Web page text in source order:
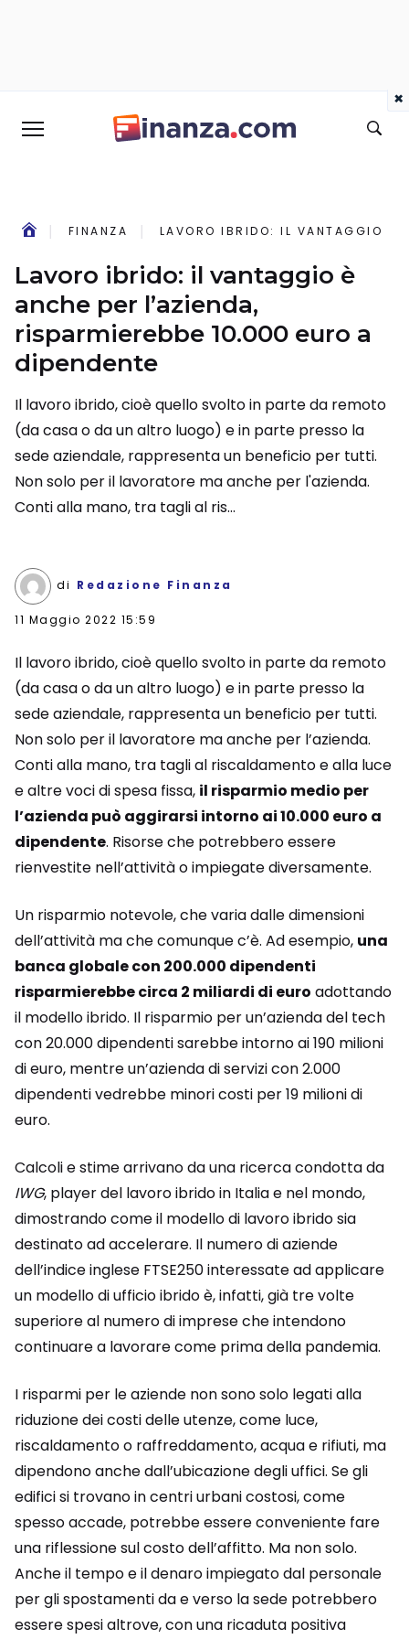
FINANZA LAVORO IBRIDO: IL VANTAGGIO È
Lavoro ibrido: il vantaggio è
anche per l’azienda,
risparmierebbe 10.000 euro a
dipendente
Il lavoro ibrido, cioè quello svolto in parte da remoto
(da casa o da un altro luogo) e in parte presso la
sede aziendale, rappresenta un beneficio per tutti.
Non solo per il lavoratore ma anche per l'azienda.
Conti alla mano, tra tagli al ris...
di Redazione Finanza
11 Maggio 2022 15:59
Il lavoro ibrido, cioè quello svolto in parte da remoto
(da casa o da un altro luogo) e in parte presso la
sede aziendale, rappresenta un beneficio per tutti.
Non solo per il lavoratore ma anche per l’azienda.
Conti alla mano, tra tagli al riscaldamento e alla luce
e altre voci di spesa fissa, il risparmio medio per
l’azienda può aggirarsi intorno ai 10.000 euro a
dipendente. Risorse che potrebbero essere
rienvestite nell’attività o impiegate diversamente.
Un risparmio notevole, che varia dalle dimensioni
dell’attività ma che comunque c’è. Ad esempio, una
banca globale con 200.000 dipendenti
risparmierebbe circa 2 miliardi di euro adottando
il modello ibrido. Il risparmio per un’azienda del tech
con 20.000 dipendenti sarebbe intorno ai 190 milioni
di euro, mentre un’azienda di servizi con 2.000
dipendenti vedrebbe minori costi per 19 milioni di
euro.
Calcoli e stime arrivano da una ricerca condotta da
IWG, player del lavoro ibrido in Italia e nel mondo,
dimostrando come il modello di lavoro ibrido sia
destinato ad accelerare. Il numero di aziende
dell’indice inglese FTSE250 interessate ad applicare
un modello di ufficio ibrido è, infatti, già tre volte
superiore al numero di imprese che intendono
continuare a lavorare come prima della pandemia.
I risparmi per le aziende non sono solo legati alla
riduzione dei costi delle utenze, come luce,
riscaldamento o raffreddamento, acqua e rifiuti, ma
dipendono anche dall’ubicazione degli uffici. Se gli
edifici si trovano in centri urbani costosi, come
spesso accade, potrebbe essere conveniente fare
una riflessione sul costo dell’affitto. Ma non solo.
Anche il tempo e il denaro impiegato dal personale
per gli spostamenti da e verso la sede potrebbero
essere spesi altrove, con una ricaduta positiva
×